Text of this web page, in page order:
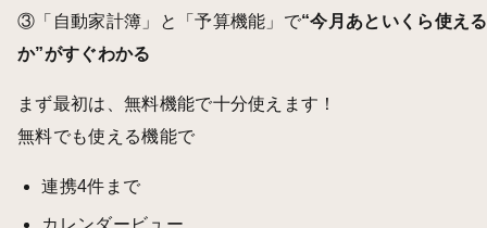
③「自動家計簿」と「予算機能」で“今月あといくら使える
か”がすぐわかる
まず最初は、無料機能で十分使えます！
無料でも使える機能で
連携4件まで